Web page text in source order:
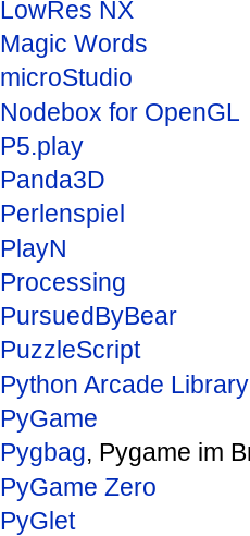
LowRes NX
Magic Words
microStudio
Nodebox for OpenGL
P5.play
Panda3D
Perlenspiel
PlayN
Processing
PursuedByBear
PuzzleScript
Python Arcade Library
PyGame
Pygbag, Pygame im
PyGame Zero
PyGlet